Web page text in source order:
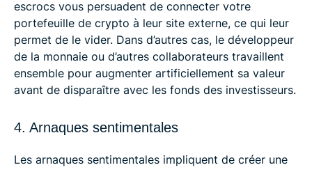
escrocs vous persuadent de connecter votre
portefeuille de crypto à leur site externe, ce qui leur
permet de le vider. Dans d’autres cas, le développeur
de la monnaie ou d’autres collaborateurs travaillent
ensemble pour augmenter artificiellement sa valeur
avant de disparaître avec les fonds des investisseurs.
4. Arnaques sentimentales
Les arnaques sentimentales impliquent de créer une